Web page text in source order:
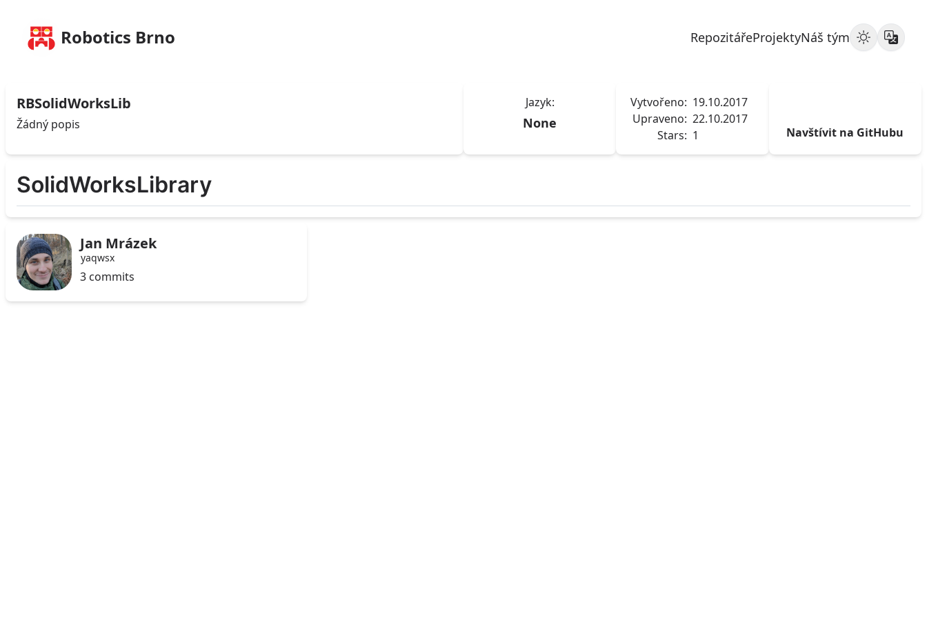
Robotics Brno RepozitářeProjektyNáš tým
RBSolidWorksLib
Žádný popis
Jazyk:
None
Vytvořeno: 19.10.2017
Upraveno: 22.10.2017
Stars: 1 Navštívit na GitHubu
SolidWorksLibrary
Jan Mrázek
yaqwsx
3 commits